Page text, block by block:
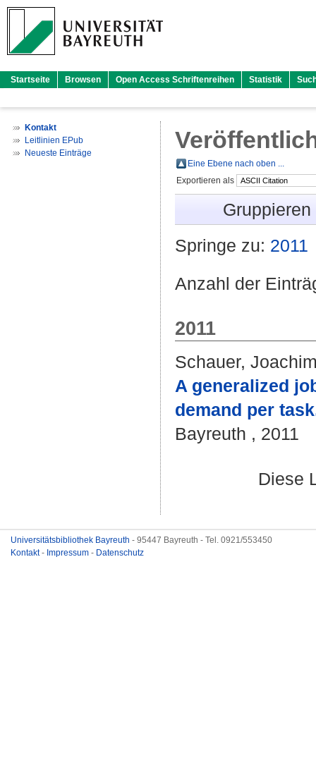
Startseite Browsen Open Access Schriftenreihen Statistik
Kontakt
Leitlinien EPub
Neueste Einträge
Eine Ebene nach oben ...
Exportieren als
Springe zu: 2011
Anzahl der
2011
Schauer,
A generalized
demand per
Bayreuth , 2011
Diese
Universitätsbibliothek Bayreuth - 95447 Bayreuth - Tel. 0921/553450
Kontakt- Impressum - Datenschutz